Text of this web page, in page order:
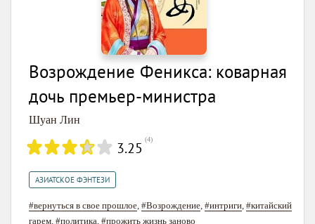
Возрождение Феникса: коварная
дочь премьер-министра
Шуан Лин
3.25 (4)
АЗИАТСКОЕ ФЭНТЕЗИ
#вернуться в свое прошлое #Возрождение #интриги #китайский
гарем #политика #прожить жизнь заново